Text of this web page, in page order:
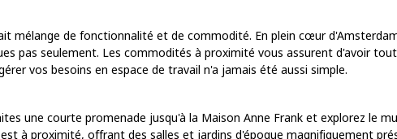
mélange de fonctionnalité et de commodité. En plein cœur
pas seulement. Les commodités à proximité vous assurent d'avoir
vos besoins en espace de travail n'a jamais été aussi simple.
une courte promenade jusqu'à la Maison Anne Frank et explorez le
à proximité, offrant des salles et jardins d'époque magnifiquement